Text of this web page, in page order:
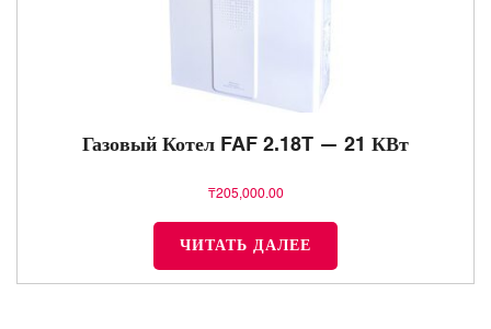
Газовый Котел FAF 2.18T — 21 КВт
₸205,000.00
ЧИТАТЬ ДАЛЕЕ